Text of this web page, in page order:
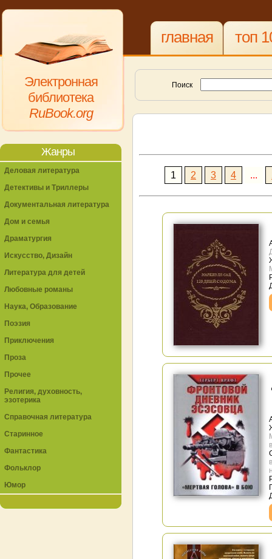
Электронная
библиотека
RuBook.org
главная топ
Поиск
1 2 3 4 ...
Жанры
Деловая литература
Детективы и Триллеры
Документальная литература
Дом и семья
Драматургия
Искусство, Дизайн
Литература для детей
Любовные романы
Наука, Образование
Поэзия
Приключения
Проза
Прочее
Религия, духовность,
эзотерика
Справочная литература
Старинное
Фантастика
Фольклор
Юмор